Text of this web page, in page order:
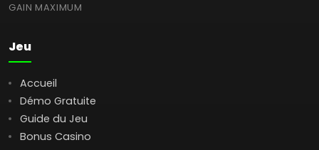
GAIN MAXIMUM
Jeu
Accueil
Démo Gratuite
Guide du Jeu
Bonus Casino